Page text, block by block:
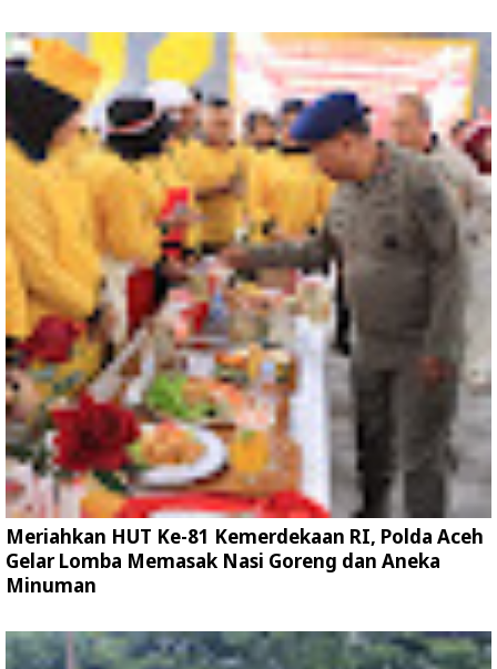
Meriahkan HUT Ke-81 Kemerdekaan RI, Polda Aceh
Gelar Lomba Memasak Nasi Goreng dan Aneka
Minuman